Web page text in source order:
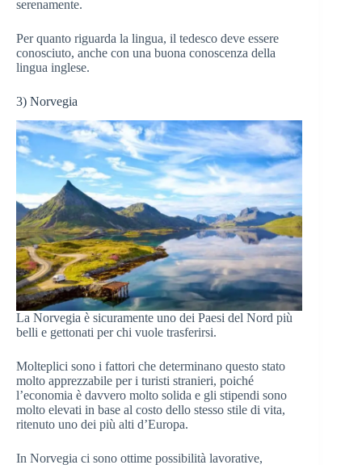
serenamente.
Per quanto riguarda la lingua, il tedesco deve essere
conosciuto, anche con una buona conoscenza della
lingua inglese.
3) Norvegia
La Norvegia è sicuramente uno dei Paesi del Nord più
belli e gettonati per chi vuole trasferirsi.
Molteplici sono i fattori che determinano questo stato
molto apprezzabile per i turisti stranieri, poiché
l’economia è davvero molto solida e gli stipendi sono
molto elevati in base al costo dello stesso stile di vita,
ritenuto uno dei più alti d’Europa.
In Norvegia ci sono ottime possibilità lavorative,